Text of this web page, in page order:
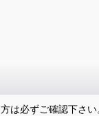
は必ずご確認下さい